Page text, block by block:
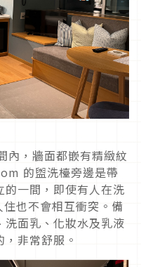
內，牆面都嵌有精緻紋
的盥洗檯旁邊是帶
一間，即使有人在洗
也不會相互衝突。備
面乳、化妝水及乳液
非常舒服。